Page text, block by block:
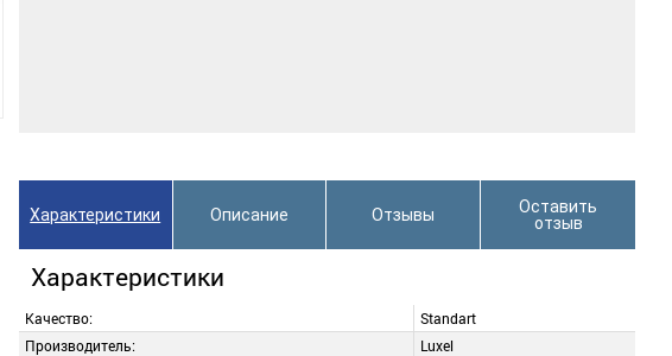
Характеристики Описание Отзывы
Оставить
отзыв
Характеристики
Качество:
Standart
Производитель:
Luxel